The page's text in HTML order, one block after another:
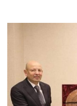
Yaşam
Spor